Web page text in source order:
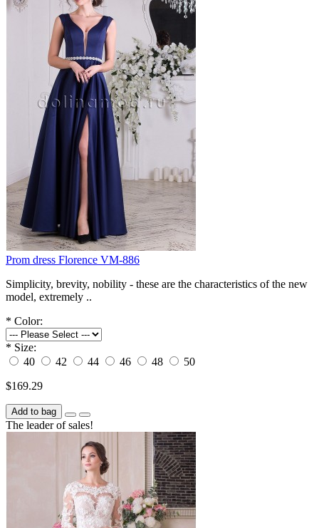
Prom dress Florence VM-886
Simplicity, brevity, nobility - these are the characteristics of the new
model, extremely ..
* Color:
* Size:
40
42 44 46 48
50
$169.29
Add to bag
The leader of sales!